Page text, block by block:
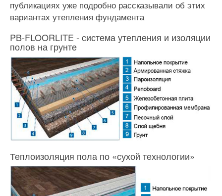
публикациях уже подробно рассказывали об этих
вариантах утепления фундамента
PB-FLOORLITE - система утепления и изоляции
полов на грунте
Теплоизоляция пола по «сухой технологии»